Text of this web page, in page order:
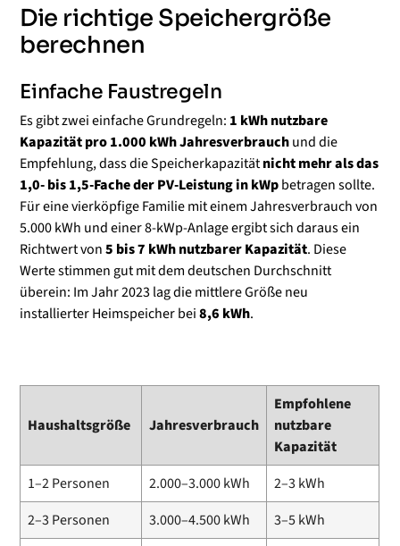
Die richtige Speichergröße
berechnen
Einfache Faustregeln
Es gibt zwei einfache Grundregeln: 1 kWh nutzbare
Kapazität pro 1.000 kWh Jahresverbrauchund die
Empfehlung, dass die Speicherkapazitätnicht mehr als das
1,0- bis 1,5-Fache der PV-Leistung in kWpbetragen sollte.
Für eine vierköpfige Familie mit einem Jahresverbrauch von
5.000 kWh und einer 8-kWp-Anlage ergibt sich daraus ein
Richtwert von5 bis 7 kWh nutzbarer Kapazität. Diese
Werte stimmen gut mit dem deutschen Durchschnitt
überein: Im Jahr 2023 lag die mittlere Größe neu
installierter Heimspeicher bei8,6 kWh.
Haushaltsgröße Jahresverbrauch
Empfohlene
nutzbare
Kapazität
1–2 Personen
2.000–3.000 kWh
2–3 kWh
2–3 Personen
3.000–4.500 kWh
3–5 kWh